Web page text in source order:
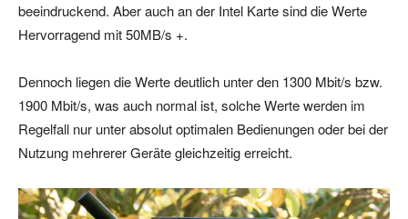
beeindruckend. Aber auch an der Intel Karte sind die Werte
Hervorragend mit 50MB/s +.
Dennoch liegen die Werte deutlich unter den 1300 Mbit/s bzw.
1900 Mbit/s, was auch normal ist, solche Werte werden im
Regelfall nur unter absolut optimalen Bedienungen oder bei der
Nutzung mehrerer Geräte gleichzeitig erreicht.